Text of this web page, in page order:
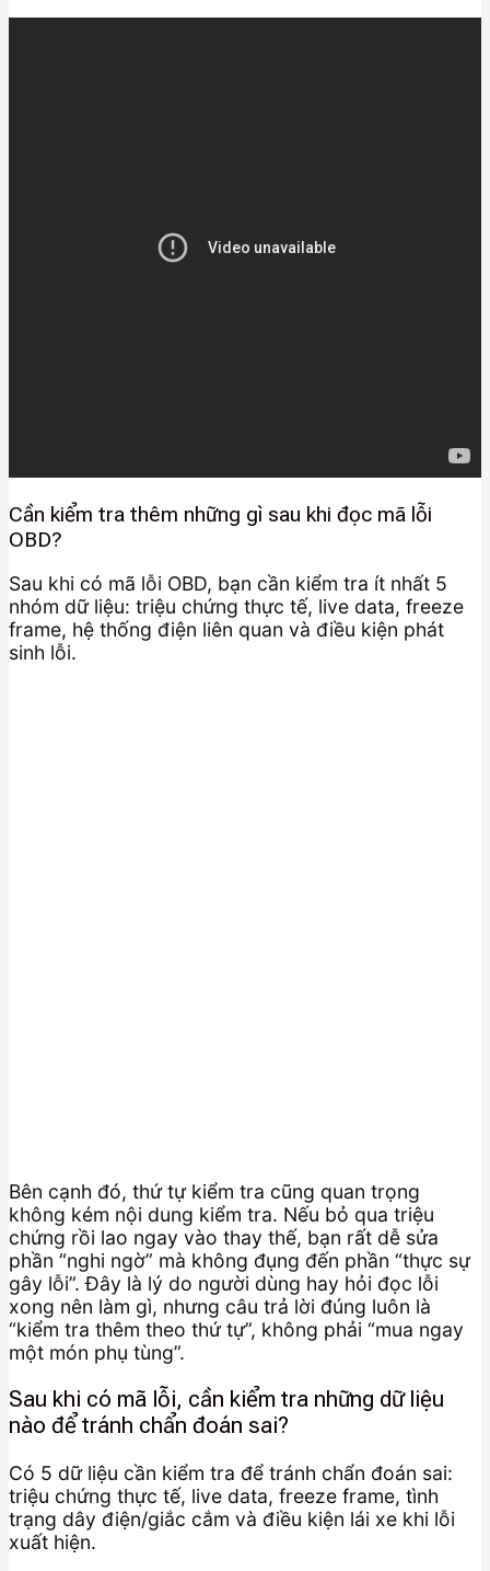
Cần kiểm tra thêm những gì sau khi đọc mã lỗi
OBD?
Sau khi có mã lỗi OBD, bạn cần kiểm tra ít nhất 5
nhóm dữ liệu: triệu chứng thực tế, live data, freeze
frame, hệ thống điện liên quan và điều kiện phát
sinh lỗi.
Bên cạnh đó, thứ tự kiểm tra cũng quan trọng
không kém nội dung kiểm tra. Nếu bỏ qua triệu
chứng rồi lao ngay vào thay thế, bạn rất dễ sửa
phần “nghi ngờ” mà không đụng đến phần “thực sự
gây lỗi”. Đây là lý do người dùng hay hỏi đọc lỗi
xong nên làm gì, nhưng câu trả lời đúng luôn là
“kiểm tra thêm theo thứ tự”, không phải “mua ngay
một món phụ tùng”.
Sau khi có mã lỗi, cần kiểm tra những dữ liệu
nào để tránh chẩn đoán sai?
Có 5 dữ liệu cần kiểm tra để tránh chẩn đoán sai:
triệu chứng thực tế, live data, freeze frame, tình
trạng dây điện/giắc cắm và điều kiện lái xe khi lỗi
xuất hiện.